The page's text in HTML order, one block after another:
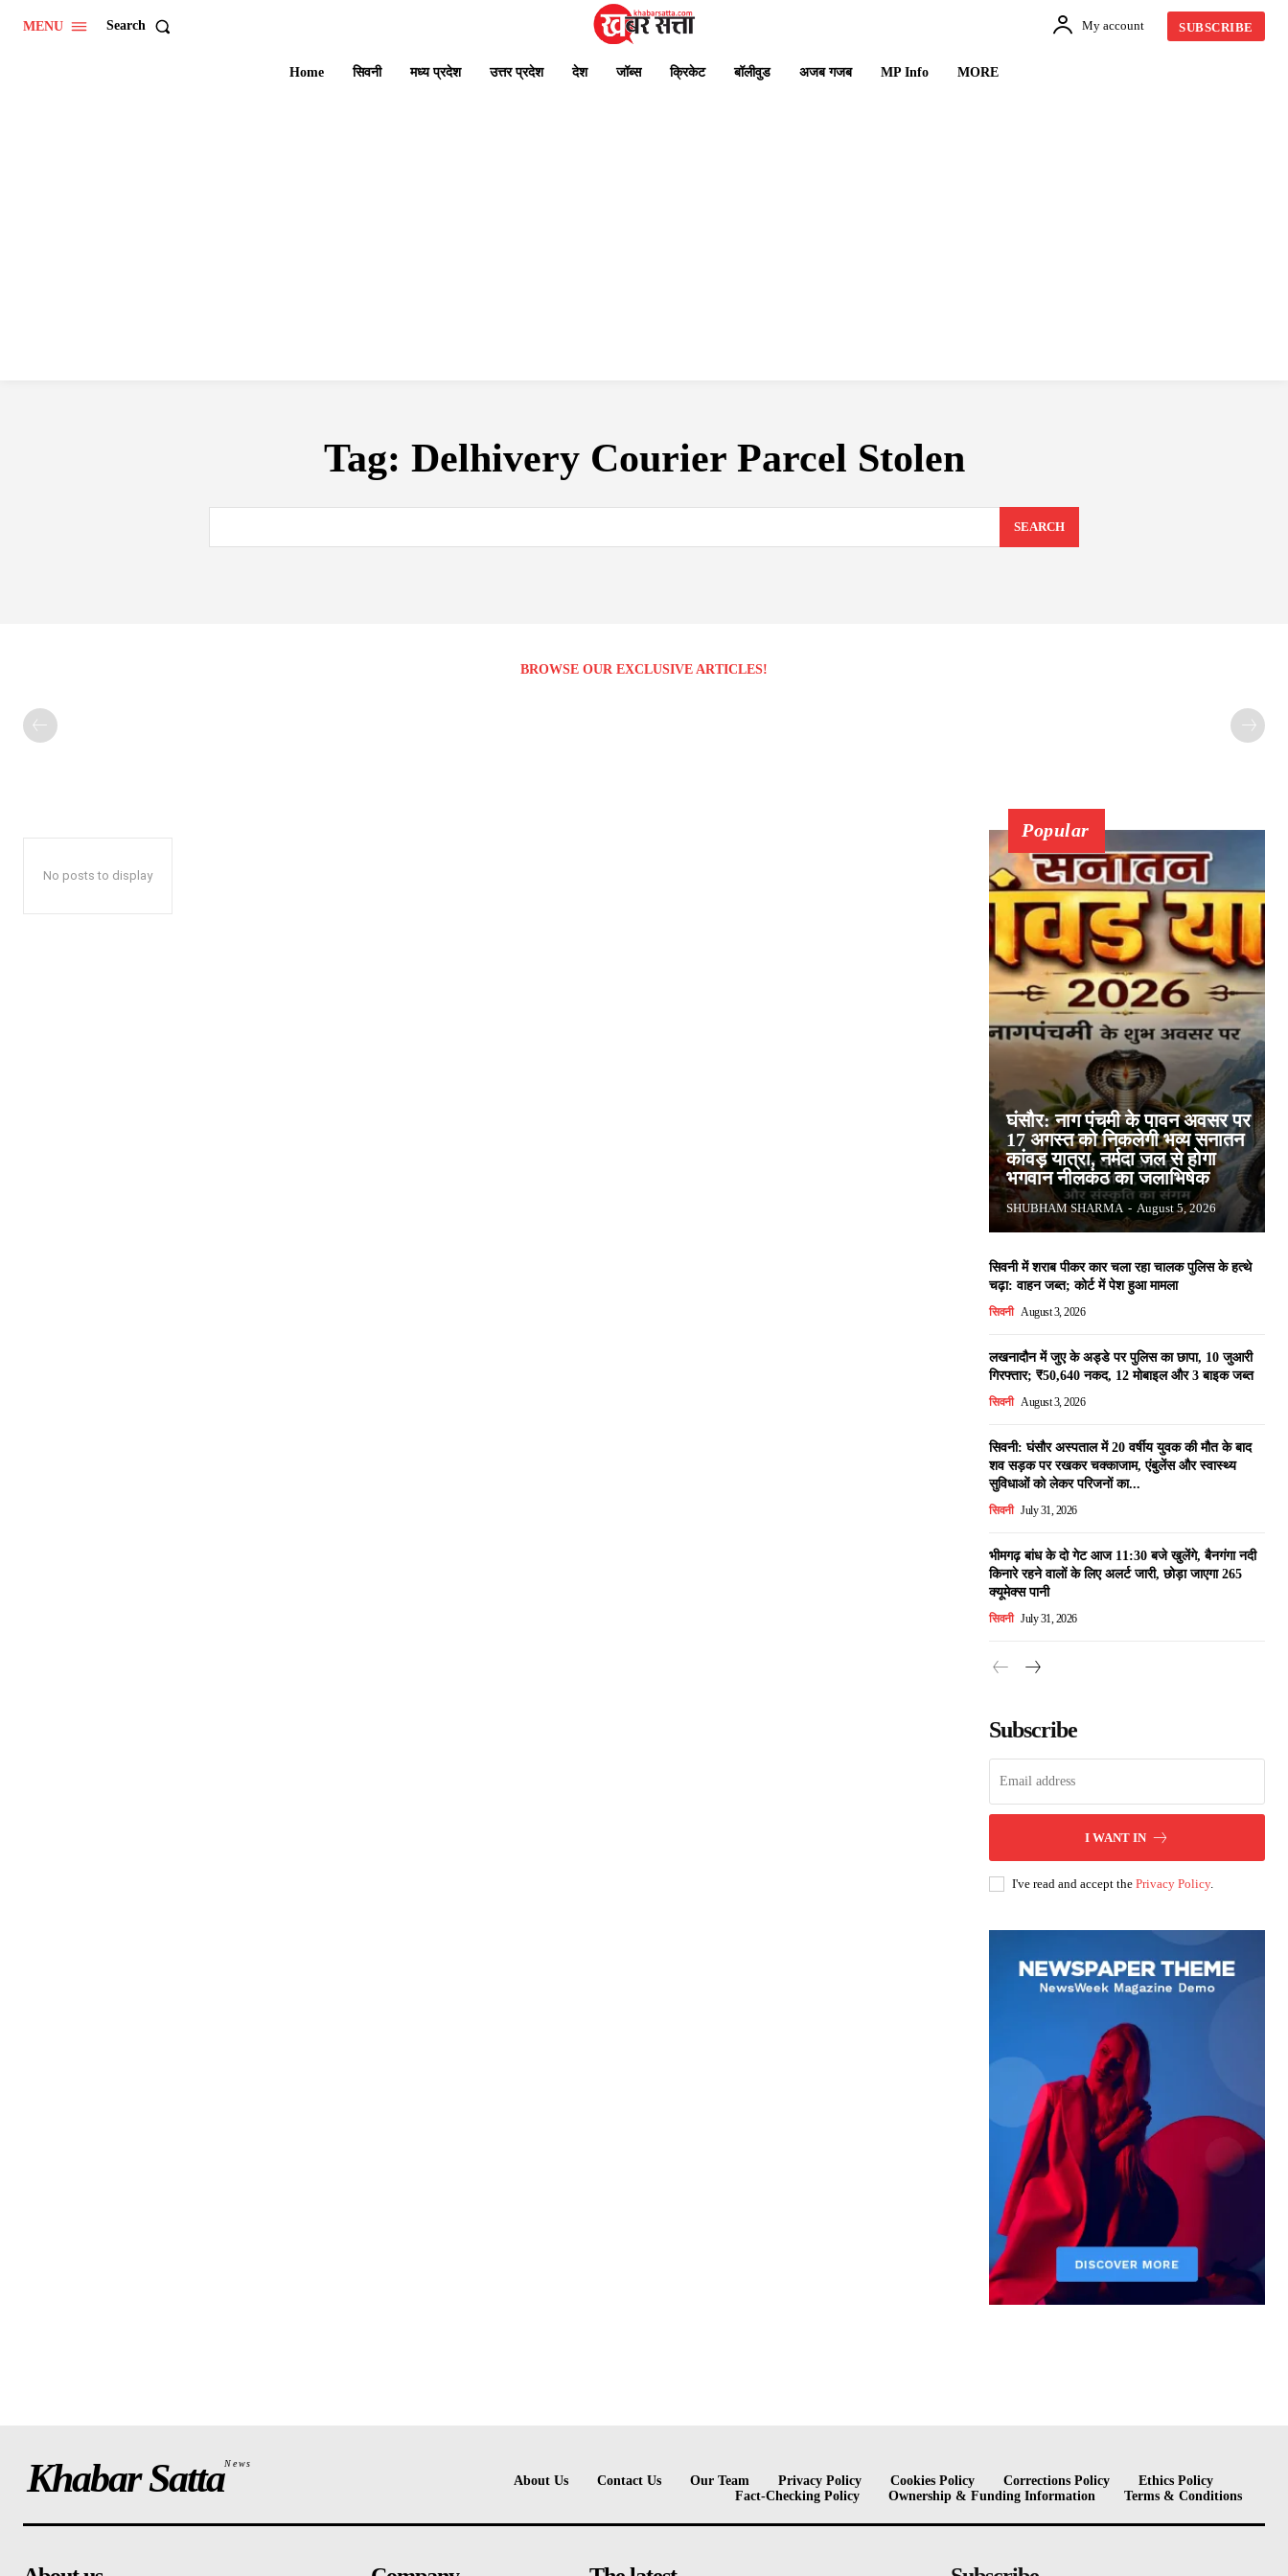
MENU Search My account SUBSCRIBE
Home सिवनी मध्य प्रदेश उत्तर प्रदेश देश जॉब्स क्रिकेट बॉलीवुड अजब गजब MP Info MORE
Tag: Delhivery Courier Parcel Stolen
SEARCH
BROWSE OUR EXCLUSIVE ARTICLES!
No posts to display
Popular
घंसौर: नाग पंचमी के पावन अवसर पर
17 अगस्त को निकलेगी भव्य सनातन
कांवड़ यात्रा, नर्मदा जल से होगा
भगवान नीलकंठ का जलाभिषेक
SHUBHAM SHARMA - August 5, 2026
सिवनी में शराब पीकर कार चला रहा चालक पुलिस के हत्थे
चढ़ा: वाहन जब्त; कोर्ट में पेश हुआ मामला
सिवनी August 3, 2026
लखनादौन में जुए के अड्डे पर पुलिस का छापा, 10 जुआरी
गिरफ्तार; ₹50,640 नकद, 12 मोबाइल और 3 बाइक जब्त
सिवनी August 3, 2026
सिवनी: घंसौर अस्पताल में 20 वर्षीय युवक की मौत के बाद
शव सड़क पर रखकर चक्काजाम, एंबुलेंस और स्वास्थ्य
सुविधाओं को लेकर परिजनों का...
सिवनी July 31, 2026
भीमगढ़ बांध के दो गेट आज 11:30 बजे खुलेंगे, बैनगंगा नदी
किनारे रहने वालों के लिए अलर्ट जारी, छोड़ा जाएगा 265
क्यूमेक्स पानी
सिवनी July 31, 2026
Subscribe
I WANT IN
I've read and accept the Privacy Policy.
Khabar SattaNews
About Us Contact Us Our Team Privacy Policy Cookies Policy Corrections Policy
Ethics Policy
Fact-Checking Policy
Ownership & Funding Information Terms & Conditions